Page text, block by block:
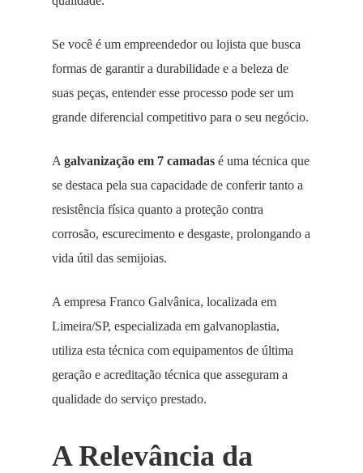
Se você é um empreendedor ou lojista que busca
formas de garantir a durabilidade e a beleza de
suas peças, entender esse processo pode ser um
grande diferencial competitivo para o seu negócio.
A galvanização em 7 camadas é uma técnica que
se destaca pela sua capacidade de conferir tanto a
resistência física quanto a proteção contra
corrosão, escurecimento e desgaste, prolongando a
vida útil das semijoias.
A empresa Franco Galvânica, localizada em
Limeira/SP, especializada em galvanoplastia,
utiliza esta técnica com equipamentos de última
geração e acreditação técnica que asseguram a
qualidade do serviço prestado.
A Relevância da